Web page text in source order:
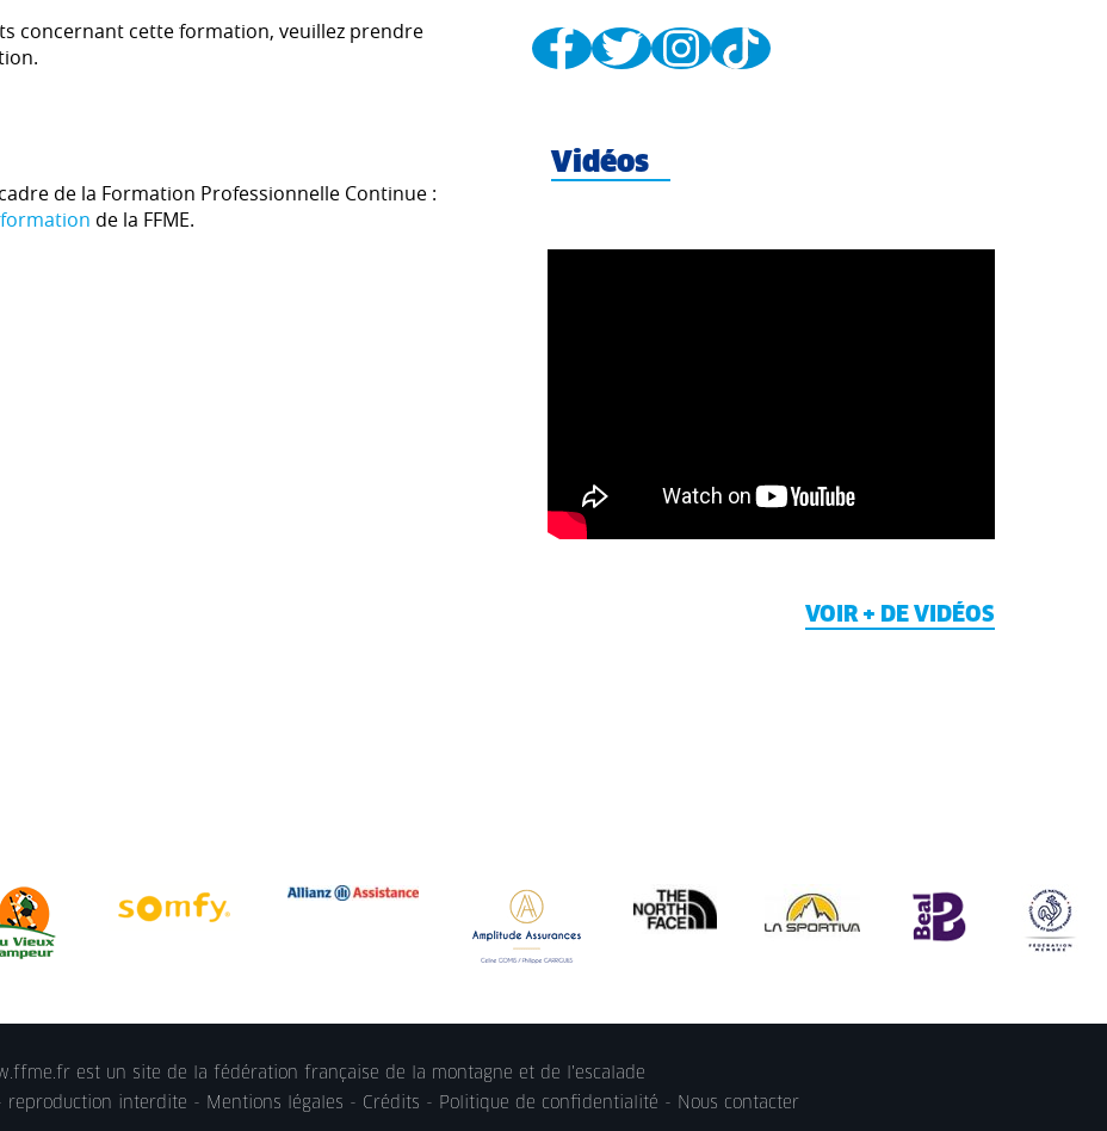
concernant cette formation, veuillez prendre
de la Formation Professionnelle Continue :
de la FFME.
Vidéos
VOIR + DE VIDÉOS
est un site de la fédération française de la montagne et de l'escalade
interdite - Mentions légales - Crédits - Politique de confidentialité - Nous contacter